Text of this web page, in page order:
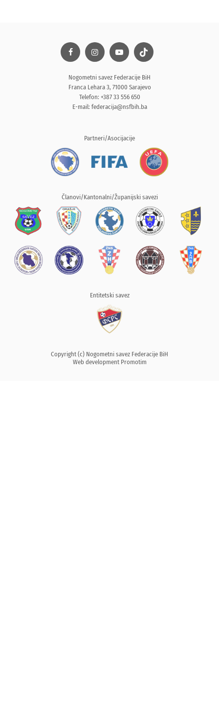
Nogometni savez Federacije BiH
Franca Lehara 3, 71000 Sarajevo
Telefon: +387 33 556 650
E-mail: federacija@nsfbih.ba
Partneri/Asocijacije
Članovi/Kantonalni/Županijski savezi
Entitetski savez
Copyright (c) Nogometni savez Federacije BiH
Web development Promotim